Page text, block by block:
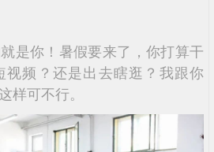
是你！暑假要来了，你打算干
视频？还是出去瞎逛？我跟你
样可不行。